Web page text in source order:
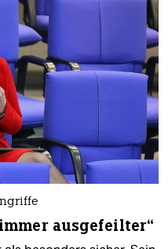
ausgefeilter“